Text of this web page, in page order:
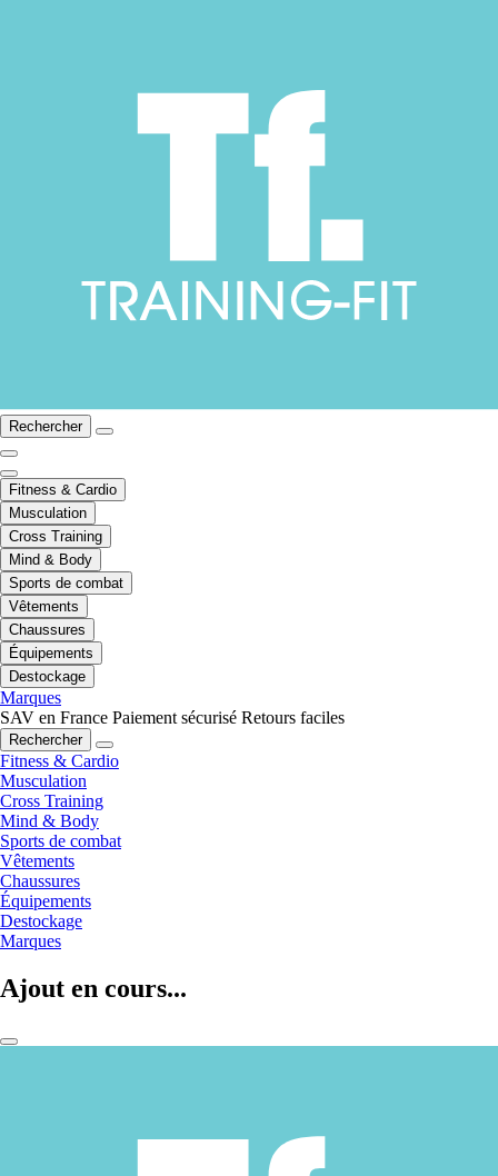
Rechercher
Fitness & Cardio
Musculation
Cross Training
Mind & Body
Sports de combat
Vêtements
Chaussures
Équipements
Destockage
Marques
SAV en France Paiement sécurisé Retours faciles
Rechercher
Fitness & Cardio
Musculation
Cross Training
Mind & Body
Sports de combat
Vêtements
Chaussures
Équipements
Destockage
Marques
Ajout en cours...